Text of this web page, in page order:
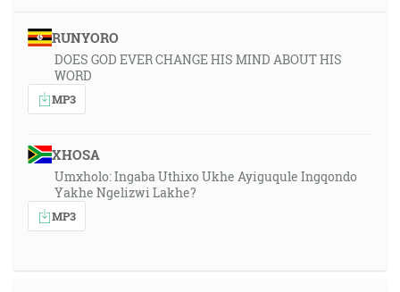
RUNYORO
DOES GOD EVER CHANGE HIS MIND ABOUT HIS
WORD
MP3
XHOSA
Umxholo: Ingaba Uthixo Ukhe Ayiguqule Ingqondo
Yakhe Ngelizwi Lakhe?
MP3